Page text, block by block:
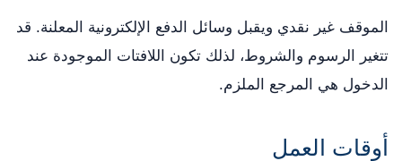
الموقف غير نقدي ويقبل وسائل الدفع الإلكترونية المعلنة. قد
تتغير الرسوم والشروط، لذلك تكون اللافتات الموجودة عند
الدخول هي المرجع الملزم.
أوقات العمل